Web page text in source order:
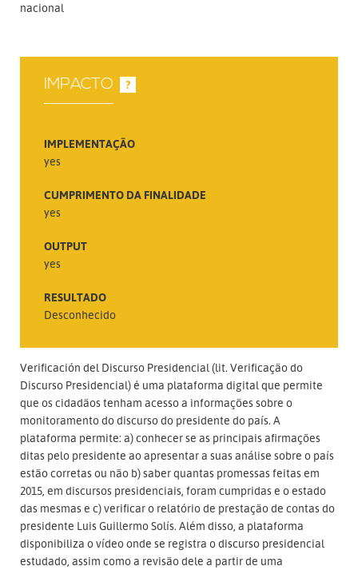
nacional
IMPACTO ?
IMPLEMENTAÇÃO
yes
CUMPRIMENTO DA FINALIDADE
yes
OUTPUT
yes
RESULTADO
Desconhecido
Verificación del Discurso Presidencial (lit. Verificação do
Discurso Presidencial) é uma plataforma digital que permite
que os cidadãos tenham acesso a informações sobre o
monitoramento do discurso do presidente do país. A
plataforma permite: a) conhecer se as principais afirmações
ditas pelo presidente ao apresentar a suas análise sobre o país
estão corretas ou não b) saber quantas promessas feitas em
2015, em discursos presidenciais, foram cumpridas e o estado
das mesmas e c) verificar o relatório de prestação de contas do
presidente Luis Guillermo Solís. Além disso, a plataforma
disponibiliza o vídeo onde se registra o discurso presidencial
estudado, assim como a revisão dele a partir de uma